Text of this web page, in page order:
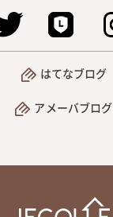
はてなブログ
アメーバブログ